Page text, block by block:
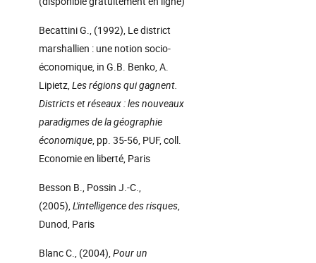
Becattini G., (1992), Le district
marshallien : une notion socio-
économique, in G.B. Benko, A.
Lipietz,Les régions qui gagnent.
Districts et réseaux : les nouveaux
paradigmes de la géographie
économique, pp. 35-56, PUF, coll.
Economie en liberté, Paris
Besson B., Possin J.-C.,
(2005),L'intelligence des risques,
Dunod, Paris
Blanc C., (2004),Pour un